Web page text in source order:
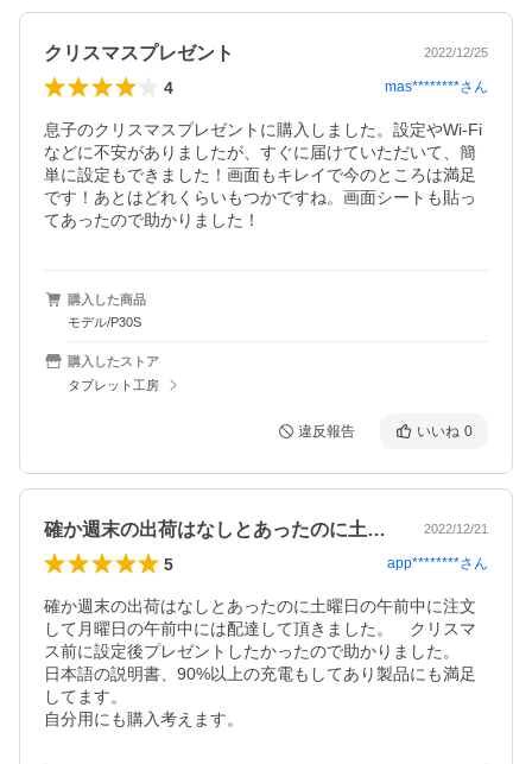
クリスマスプレゼント 2022/12/25
4 mas********さん
息子のクリスマスプレゼントに購入しました。設定やWi-Fi
などに不安がありましたが、すぐに届けていただいて、簡
単に設定もできました！画面もキレイで今のところは満足
です！あとはどれくらいもつかですね。画面シートも貼っ
てあったので助かりました！
購入した商品
モデル/P30S
購入したストア
タブレット工房
違反報告 いいね 0
確か週末の出荷はなしとあったのに土曜日… 2022/12/21
5 app********さん
確か週末の出荷はなしとあったのに土曜日の午前中に注文
して月曜日の午前中には配達して頂きました。　クリスマ
ス前に設定後プレゼントしたかったので助かりました。
日本語の説明書、90%以上の充電もしてあり製品にも満足
してます。
自分用にも購入考えます。